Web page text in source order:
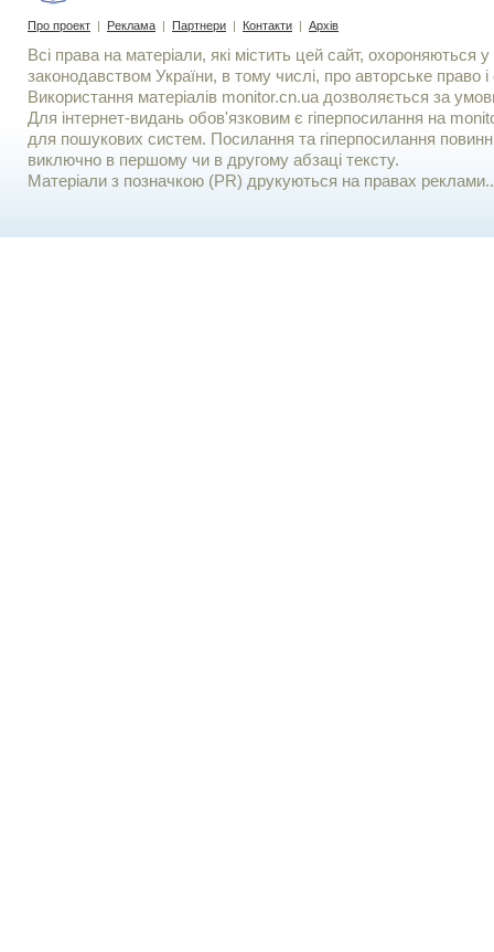
Про проект | Реклама | Партнери | Контакти | Архів
Всі права на матеріали, які містить цей сайт, охороняються у
законодавством України, в тому числі, про авторське право і
Використання матерiалiв monitor.cn.ua дозволяється за
Для iнтернет-видань обов'язковим є гiперпосилання на
для пошукових систем. Посилання та гіперпосилання
виключно в першому чи в другому абзаці тексту.
Матеріали з позначкою (PR) друкуються на правах реклами..